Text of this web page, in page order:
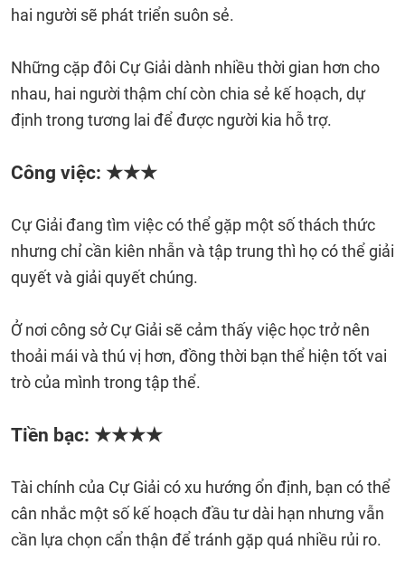
hai người sẽ phát triển suôn sẻ.
Những cặp đôi Cự Giải dành nhiều thời gian hơn cho
nhau, hai người thậm chí còn chia sẻ kế hoạch, dự
định trong tương lai để được người kia hỗ trợ.
Công việc: ★★★
Cự Giải đang tìm việc có thể gặp một số thách thức
nhưng chỉ cần kiên nhẫn và tập trung thì họ có thể giải
quyết và giải quyết chúng.
Ở nơi công sở Cự Giải sẽ cảm thấy việc học trở nên
thoải mái và thú vị hơn, đồng thời bạn thể hiện tốt vai
trò của mình trong tập thể.
Tiền bạc: ★★★★
Tài chính của Cự Giải có xu hướng ổn định, bạn có thể
cân nhắc một số kế hoạch đầu tư dài hạn nhưng vẫn
cần lựa chọn cẩn thận để tránh gặp quá nhiều rủi ro.